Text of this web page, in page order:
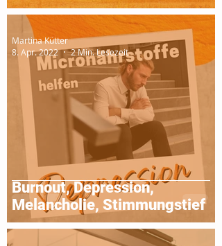
Burnout, Depression,
Melancholie, Stimmungstief
Martina Kütter
8. Apr. 2022
2 Min. Lesezeit